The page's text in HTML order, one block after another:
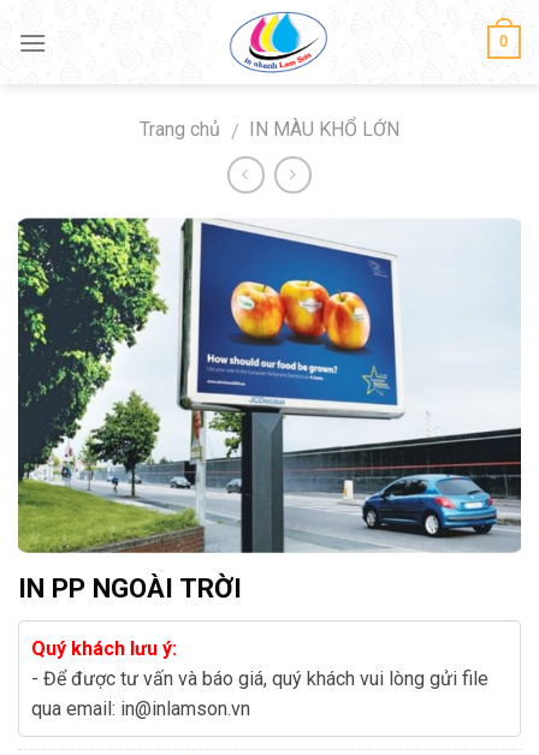
0
Trang chủ / IN MÀU KHỔ LỚN
IN PP NGOÀI TRỜI
Quý khách lưu ý:
- Để được tư vấn và báo giá, quý khách vui lòng gửi file
qua email: in@inlamson.vn